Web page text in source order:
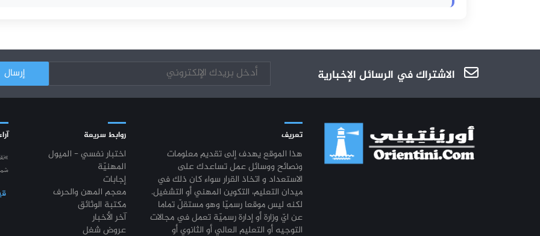
الاشتراك في الرسائل الإخبارية
تعريف
هذا الموقع يهدف إلى تقديم معلومات
ونصائح ووسائل عمل تساعدك على
الاستعداد و اتخاذ القرار سواء كان ذلك في
ميدان التعليم، التكوين المهني أو التشغيل.
لكنه ليس موقعا رسميّا وهو مستقلّ تماما
عن ايّ وزارة أو إدارة رسميّة تعمل في مجالات
التوجيه أو التعليم العالي أو الثانوي أو
روابط سريعة
اختبار نفسي - الميول
المهنيّة
إجابات
معجم المهن والحرف
مكتبة الوثائق
آخر الأخبار
عروض شغل